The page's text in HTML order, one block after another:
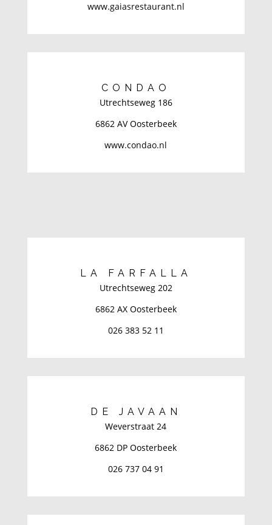
www.gaiasrestaurant.nl
CONDAO
Utrechtseweg 186
6862 AV Oosterbeek
www.condao.nl
LA FARFALLA
Utrechtseweg 202
6862 AX Oosterbeek
026 383 52 11
DE JAVAAN
Weverstraat 24
6862 DP Oosterbeek
026 737 04 91